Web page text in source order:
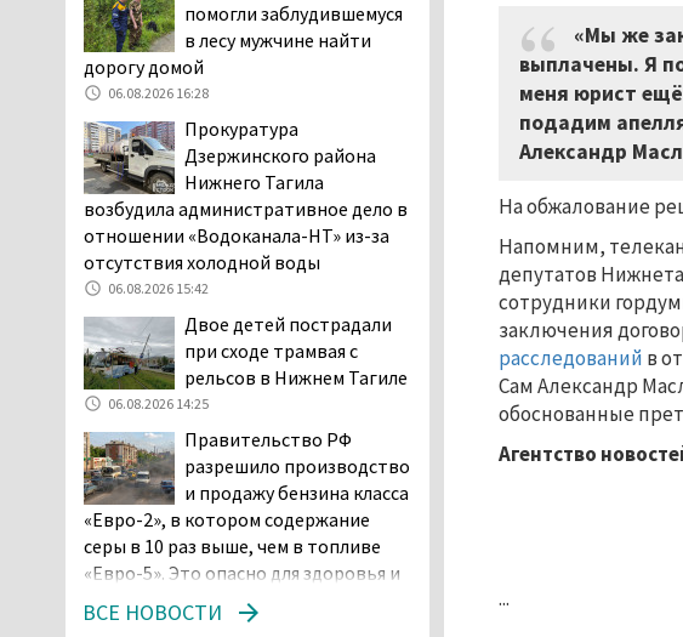
«Мы же
выплачены. Я
меня юрист ещё
подадим
Александр
На обжалование
Напомним,
депутатов
сотрудники
заключения
расследований в
Сам Александр
обоснованные
Агентство
...
помогли заблудившемуся
в лесу мужчине найти
дорогу домой
06.08.2026 16:28
Прокуратура
Дзержинского района
Нижнего Тагила
возбудила административное дело в
отношении «Водоканала-НТ» из-за
отсутствия холодной воды
06.08.2026 15:42
Двое детей пострадали
при сходе трамвая с
рельсов в Нижнем Тагиле
06.08.2026 14:25
Правительство РФ
разрешило производство
и продажу бензина класса
«Евро-2», в котором содержание
серы в 10 раз выше, чем в топливе
«Евро-5». Это опасно для здоровья и
повышает износ автомобиля
06.08.2026 13:53
ВСЕ НОВОСТИ